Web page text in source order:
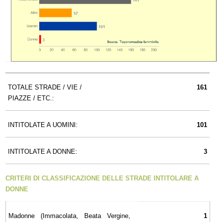
TOTALE STRADE / VIE /
PIAZZE / ETC.:
161
INTITOLATE A UOMINI: 101
INTITOLATE A DONNE: 3
CRITERI DI CLASSIFICAZIONE DELLE STRADE INTITOLARE A
DONNE
Madonne (Immacolata, Beata Vergine,
1